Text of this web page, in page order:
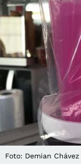
Foto: Demian Chávez